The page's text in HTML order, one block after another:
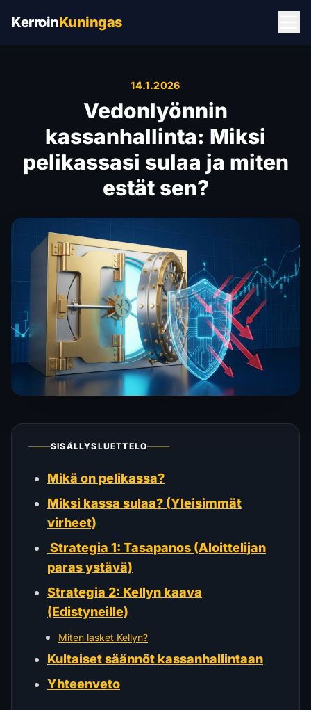
KerroinKuningas
14.1.2026
Vedonlyönnin
kassanhallinta: Miksi
pelikassasi sulaa ja miten
estät sen?
SISÄLLYSLUETTELO
Mikä on pelikassa?
Miksi kassa sulaa? (Yleisimmät
virheet)
️ Strategia 1: Tasapanos (Aloittelijan
paras ystävä)
Strategia 2: Kellyn kaava
(Edistyneille)
Miten lasket Kellyn?
Kultaiset säännöt kassanhallintaan
Yhteenveto